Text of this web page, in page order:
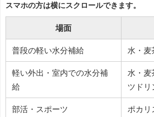
スマホの方は横にスクロールできます。
場面
普段の軽い水分補給 水・麦
軽い外出・室内での水分補
給
水・麦
ツドリ
部活・スポーツ ポカリ